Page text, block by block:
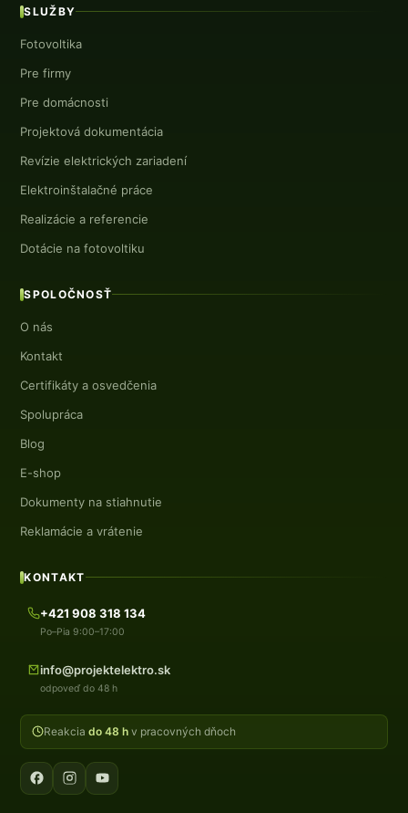
SLUŽBY
Fotovoltika
Pre firmy
Pre domácnosti
Projektová dokumentácia
Revízie elektrických zariadení
Elektroinštalačné práce
Realizácie a referencie
Dotácie na fotovoltiku
SPOLOČNOSŤ
O nás
Kontakt
Certifikáty a osvedčenia
Spolupráca
Blog
E-shop
Dokumenty na stiahnutie
Reklamácie a vrátenie
KONTAKT
+421 908 318 134
Po–Pia 9:00–17:00
info@projektelektro.sk
odpoveď do 48 h
Reakciado 48 h v pracovných dňoch